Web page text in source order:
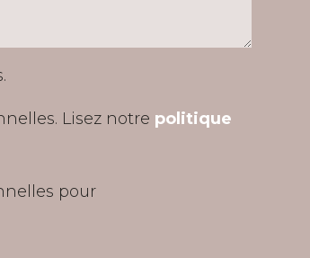
Lisez notre politique
pour